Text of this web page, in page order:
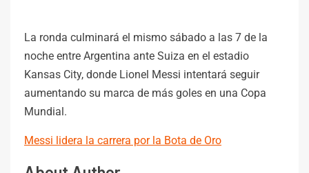
La ronda culminará el mismo sábado a las 7 de la
noche entre Argentina ante Suiza en el estadio
Kansas City, donde Lionel Messi intentará seguir
aumentando su marca de más goles en una Copa
Mundial.
Messi lidera la carrera por la Bota de Oro